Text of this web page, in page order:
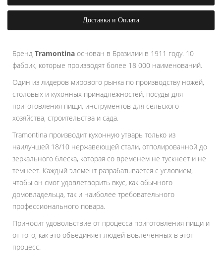
Доставка и Оплата
Бренд Tramontina основан в Бразилии в 1911 году. 10
фабрик, которые производят более 18 000 наименований.
Один из лидеров мирового рынка по производству ножей,
столовых и кухонных принадлежностей, посуды для
приготовления пищи, инструментов для сельского
хозяйства, строительства и сада.
Tramontina производит кухонную утварь только из
наилучшей 18/10 нержавеющей стали, отполированной до
зеркального блеска, которая со временем не тускнеет и не
темнеет. Каждый элемент разрабатывается с условием,
чтобы он смог удовлетворить вкус, как обычного
домовладельца, так и наиболее требовательного
профессионального повара.
Приносит удовольствие от процесса приготовления пищи и
от того, как это объединяет людей вовлеченных в этот
процесс.